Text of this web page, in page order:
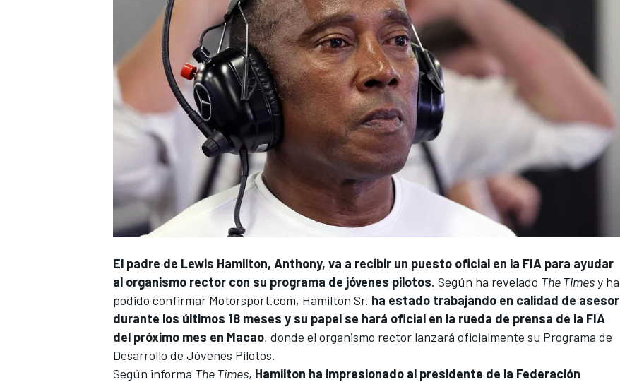
El padre de Lewis Hamilton, Anthony, va a recibir un puesto oficial en la FIA para ayudar
al organismo rector con su programa de jóvenes pilotos. Según ha revelado The Timesy ha
podido confirmar Motorsport.com, Hamilton Sr. ha estado trabajando en calidad de asesor
durante los últimos 18 meses y su papel se hará oficial en la rueda de prensa de la FIA
del próximo mes en Macao, donde el organismo rector lanzará oficialmente su Programa de
Desarrollo de Jóvenes Pilotos.
Según informa The Times, Hamilton ha impresionado al presidente de la Federación